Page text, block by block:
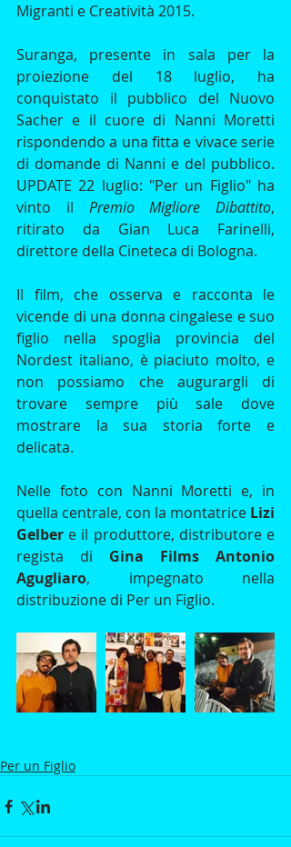
Migranti e Creatività 2015.
Suranga, presente in sala per la
proiezione del 18 luglio, ha
conquistato il pubblico del Nuovo
Sacher e il cuore di Nanni Moretti
rispondendo a una fitta e vivace serie
di domande di Nanni e del pubblico.
UPDATE 22 luglio: "Per un Figlio" ha
vinto il Premio Migliore Dibattito,
ritirato da Gian Luca Farinelli,
direttore della Cineteca di Bologna.
Il film, che osserva e racconta le
vicende di una donna cingalese e suo
figlio nella spoglia provincia del
Nordest italiano, è piaciuto molto, e
non possiamo che augurargli di
trovare sempre più sale dove
mostrare la sua storia forte e
delicata.
Nelle foto con Nanni Moretti e, in
quella centrale, con la montatrice Lizi
Gelber e il produttore, distributore e
regista di Gina Films Antonio
Agugliaro, impegnato nella
distribuzione di Per un Figlio.
Per un Figlio